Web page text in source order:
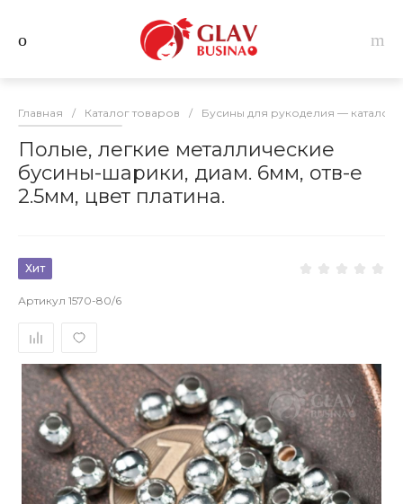
Главная / Каталог товаров / Бусины для рукоделия — каталог
Полые, легкие металлические
бусины-шарики, диам. 6мм, отв-е
2.5мм, цвет платина.
Хит
Артикул 1570-80/6